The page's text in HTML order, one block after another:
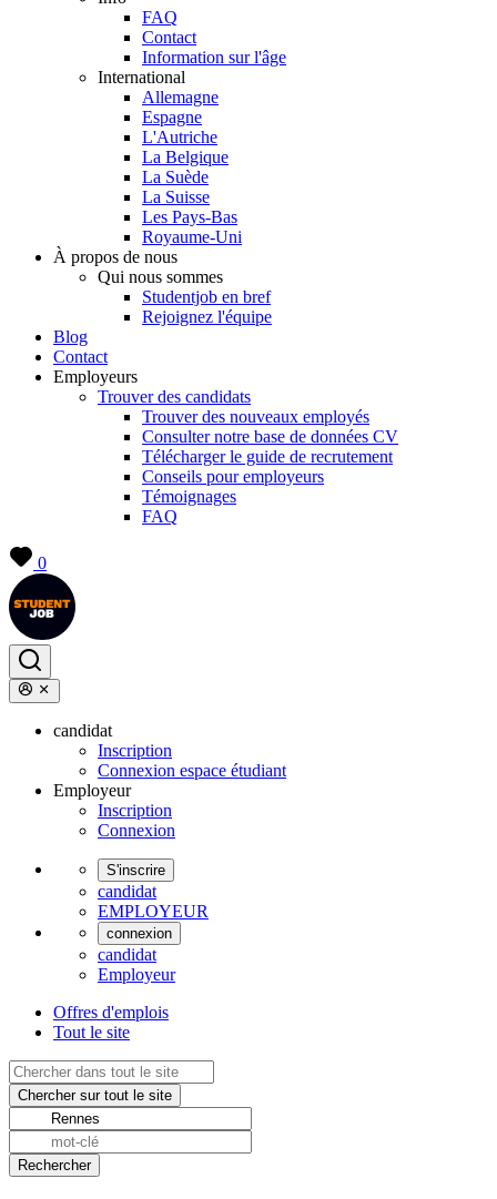
FAQ
Contact
Information sur l'âge
International
Allemagne
Espagne
L'Autriche
La Belgique
La Suède
La Suisse
Les Pays-Bas
Royaume-Uni
À propos de nous
Qui nous sommes
Studentjob en bref
Rejoignez l'équipe
Blog
Contact
Employeurs
Trouver des candidats
Trouver des nouveaux employés
Consulter notre base de données CV
Télécharger le guide de recrutement
Conseils pour employeurs
Témoignages
FAQ
0
candidat
Inscription
Connexion espace étudiant
Employeur
Inscription
Connexion
S'inscrire
candidat
EMPLOYEUR
connexion
candidat
Employeur
Offres d'emplois
Tout le site